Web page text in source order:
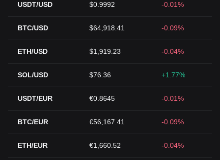
USDT/USD $0.9992 -0.01%
BTC/USD $64,918.41 -0.09%
ETH/USD $1,919.23 -0.04%
SOL/USD $76.36 +1.77%
USDT/EUR €0.8645 -0.01%
BTC/EUR €56,167.41 -0.09%
ETH/EUR €1,660.52 -0.04%